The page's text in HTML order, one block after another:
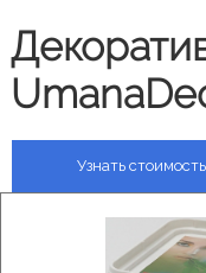
Узнать стоимость